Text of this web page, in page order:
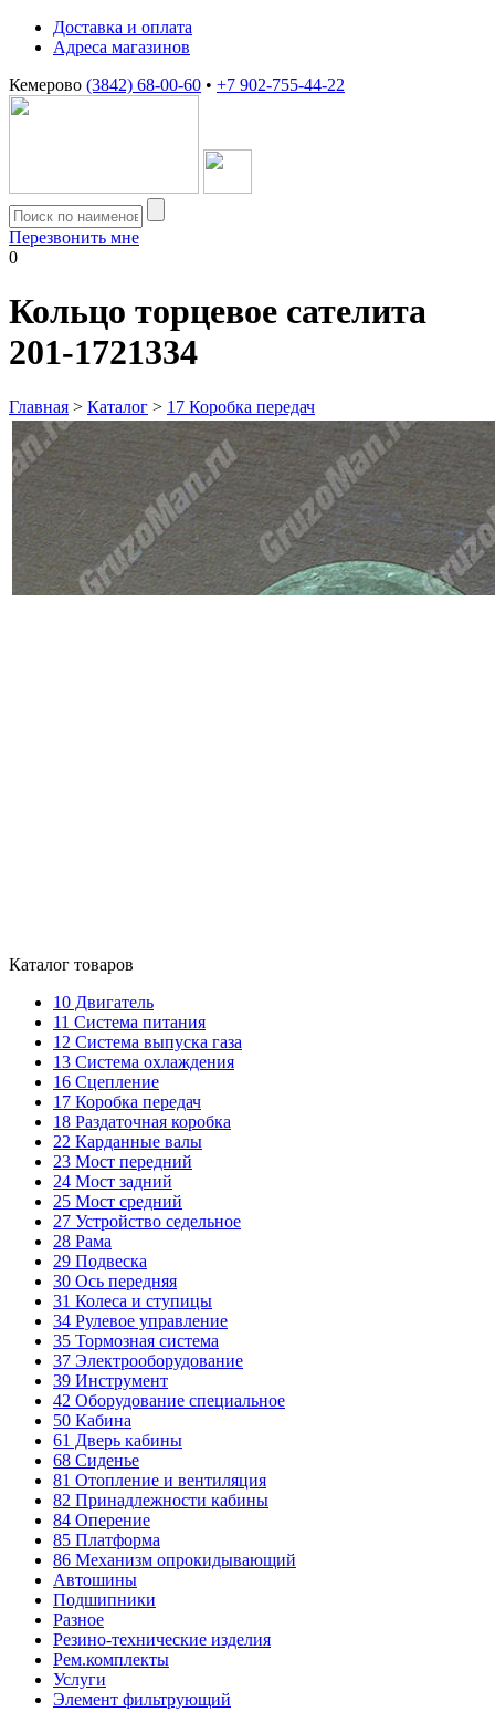
Доставка и оплата
Адреса магазинов
Кемерово (3842) 68-00-60 • +7 902-755-44-22
Перезвонить мне
0
Кольцо торцевое сателита
201-1721334
Главная > Каталог > 17 Коробка передач
Каталог товаров
10 Двигатель
11 Система питания
12 Система выпуска газа
13 Система охлаждения
16 Сцепление
17 Коробка передач
18 Раздаточная коробка
22 Карданные валы
23 Мост передний
24 Мост задний
25 Мост средний
27 Устройство седельное
28 Рама
29 Подвеска
30 Ось передняя
31 Колеса и ступицы
34 Рулевое управление
35 Тормозная система
37 Электрооборудование
39 Инструмент
42 Оборудование специальное
50 Кабина
61 Дверь кабины
68 Сиденье
81 Отопление и вентиляция
82 Принадлежности кабины
84 Оперение
85 Платформа
86 Механизм опрокидывающий
Автошины
Подшипники
Разное
Резино-технические изделия
Рем.комплекты
Услуги
Элемент фильтрующий